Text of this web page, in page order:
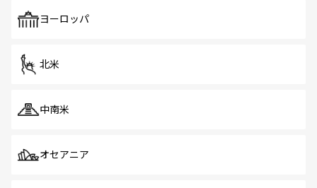
で、ホーカーズは地元の風情を楽しめる外せないスポット
ヨーロッパ
北米
中南米
オセアニア